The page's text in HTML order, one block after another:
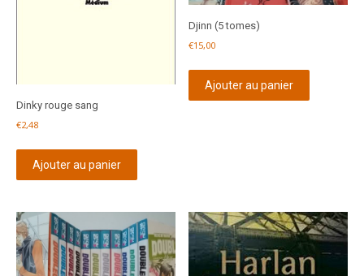
Dinky rouge sang
€2,48
Ajouter au panier
Djinn (5 tomes)
€15,00
Ajouter au panier